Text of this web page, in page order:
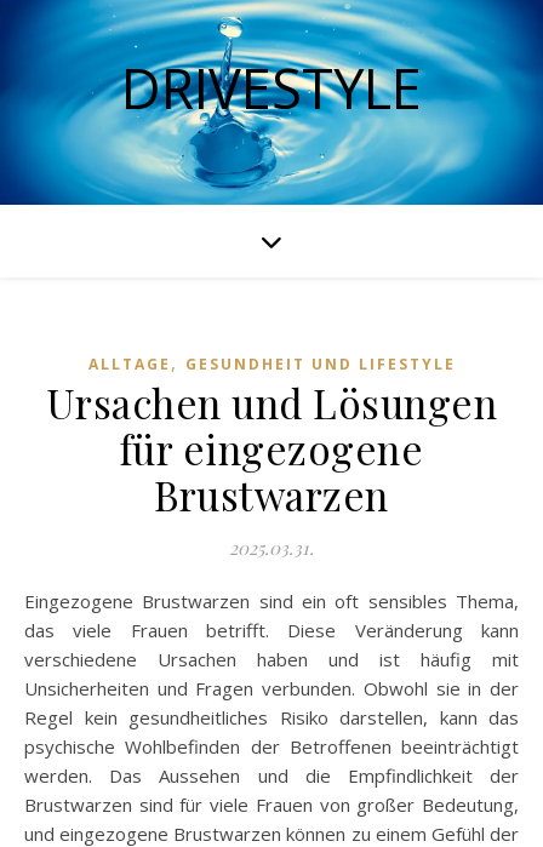
DRIVESTYLE
ALLTAGE , GESUNDHEIT UND LIFESTYLE
Ursachen und Lösungen
für eingezogene
Brustwarzen
2025.03.31.
Eingezogene Brustwarzen sind ein oft sensibles Thema,
das viele Frauen betrifft. Diese Veränderung kann
verschiedene Ursachen haben und ist häufig mit
Unsicherheiten und Fragen verbunden. Obwohl sie in der
Regel kein gesundheitliches Risiko darstellen, kann das
psychische Wohlbefinden der Betroffenen beeinträchtigt
werden. Das Aussehen und die Empfindlichkeit der
Brustwarzen sind für viele Frauen von großer Bedeutung,
und eingezogene Brustwarzen können zu einem Gefühl der